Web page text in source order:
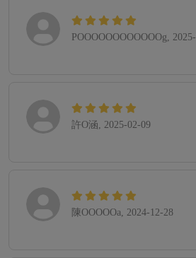
POOOOOOOOOOOOg,
許O涵, 2025-02-09
陳OOOOOa, 2024-12-28